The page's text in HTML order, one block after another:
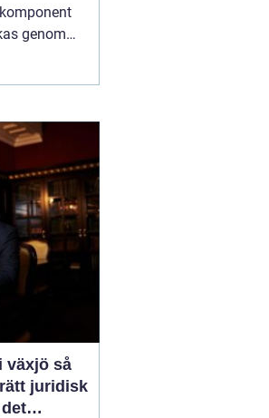
genom
av plast, ofta
och med
tätningar,
så
juridisk